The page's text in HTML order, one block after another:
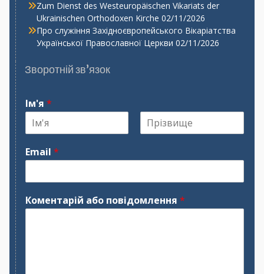
Zum Dienst des Westeuropäischen Vikariats der
Ukrainischen Orthodoxen Kirche 02/11/2026
Про служіння Західноєвропейського Вікаріатства
Української Православної Церкви 02/11/2026
Зворотній зв’язок
Ім'я *
м
'
и
е
Email *
Коментарій або повідомлення *